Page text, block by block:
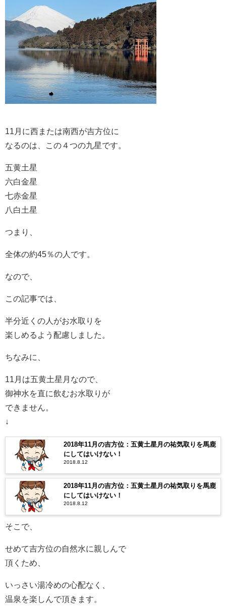
11月に西または南西が吉方位に
なるのは、この４つの九星です。
五黄土星
六白金星
七赤金星
八白土星
つまり、
全体の約45％の人です。
なので、
この記事では、
半分近くの人がお水取りを
楽しめるよう配慮しました。
ちなみに、
11月は五黄土星月なので、
御神水を直に飲むお水取りが
できません。
↓
2018年11月の吉方位：五黄土星月の祐気取りを馬鹿
にしてはいけない！
2018.8.12
2018年11月の吉方位：五黄土星月の祐気取りを馬鹿
にしてはいけない！
2018.8.12
そこで、
せめて吉方位の自然水に親しんで
頂くため、
いっさい湯冷めの心配なく、
温泉を楽しんで頂きます。